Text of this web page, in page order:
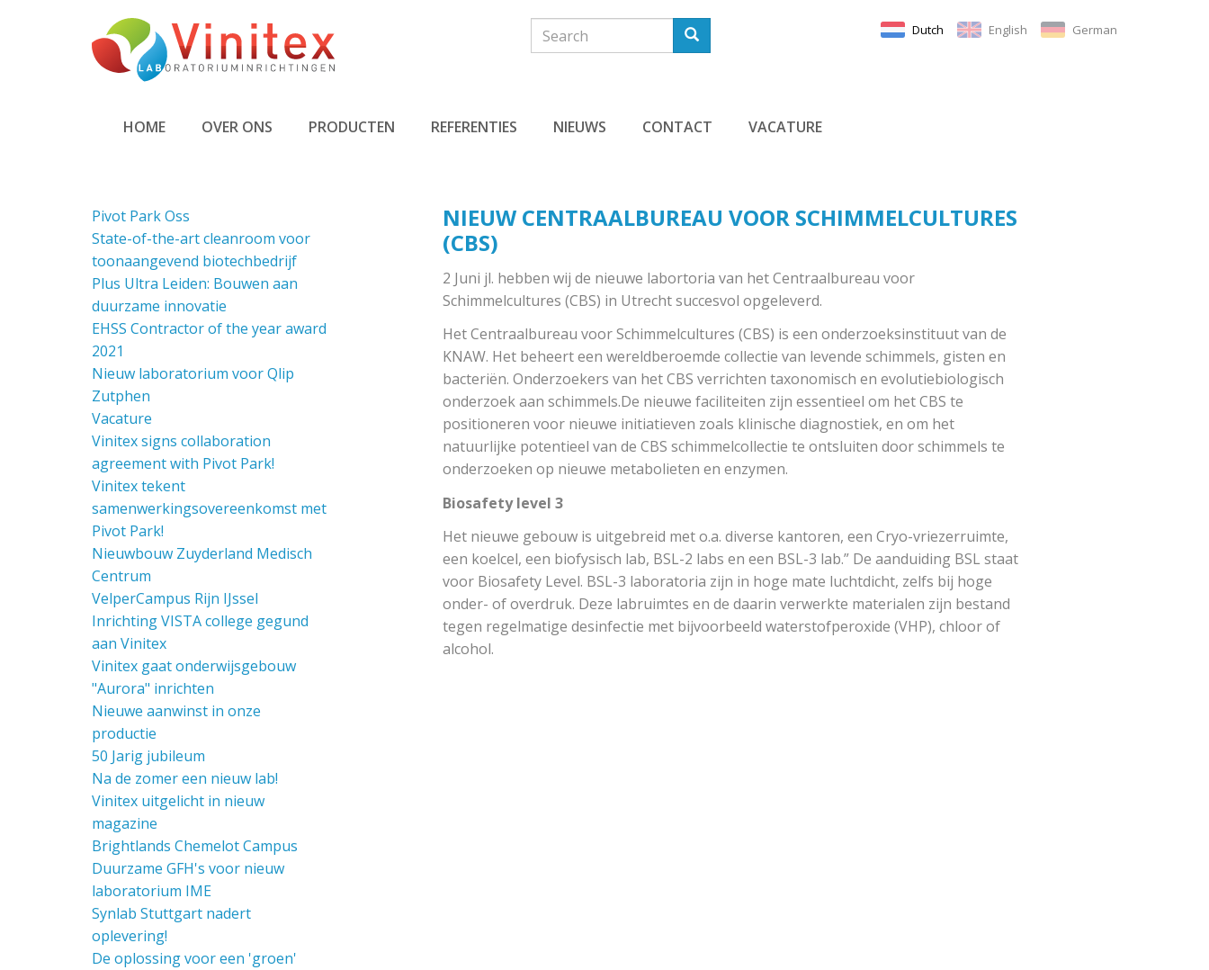
Dutch English German
Search Search
NAVIGATION
HOME OVER ONS PRODUCTEN REFERENTIES NIEUWS CONTACT VACATURE
Pivot Park Oss
State-of-the-art cleanroom voor
toonaangevend biotechbedrijf
Plus Ultra Leiden: Bouwen aan
duurzame innovatie
EHSS Contractor of the year award
2021
Nieuw laboratorium voor Qlip
Zutphen
Vacature
Vinitex signs collaboration
agreement with Pivot Park!
Vinitex tekent
samenwerkingsovereenkomst met
Pivot Park!
Nieuwbouw Zuyderland Medisch
Centrum
VelperCampus Rijn IJssel
Inrichting VISTA college gegund
aan Vinitex
Vinitex gaat onderwijsgebouw
"Aurora" inrichten
Nieuwe aanwinst in onze
productie
50 Jarig jubileum
Na de zomer een nieuw lab!
Vinitex uitgelicht in nieuw
magazine
Brightlands Chemelot Campus
Duurzame GFH's voor nieuw
laboratorium IME
Synlab Stuttgart nadert
oplevering!
De oplossing voor een 'groen'
NIEUW CENTRAALBUREAU VOOR SCHIMMELCULTURES
(CBS)
2 Juni jl. hebben wij de nieuwe labortoria van het Centraalbureau voor
Schimmelcultures (CBS) in Utrecht succesvol opgeleverd.
Het Centraalbureau voor Schimmelcultures (CBS) is een onderzoeksinstituut van de
KNAW. Het beheert een wereldberoemde collectie van levende schimmels, gisten en
bacteriën. Onderzoekers van het CBS verrichten taxonomisch en evolutiebiologisch
onderzoek aan schimmels.De nieuwe faciliteiten zijn essentieel om het CBS te
positioneren voor nieuwe initiatieven zoals klinische diagnostiek, en om het
natuurlijke potentieel van de CBS schimmelcollectie te ontsluiten door schimmels te
onderzoeken op nieuwe metabolieten en enzymen.
Biosafety level 3
Het nieuwe gebouw is uitgebreid met o.a. diverse kantoren, een Cryo-vriezerruimte,
een koelcel, een biofysisch lab, BSL-2 labs en een BSL-3 lab.” De aanduiding BSL staat
voor Biosafety Level. BSL-3 laboratoria zijn in hoge mate luchtdicht, zelfs bij hoge
onder- of overdruk. Deze labruimtes en de daarin verwerkte materialen zijn bestand
tegen regelmatige desinfectie met bijvoorbeeld waterstofperoxide (VHP), chloor of
alcohol.